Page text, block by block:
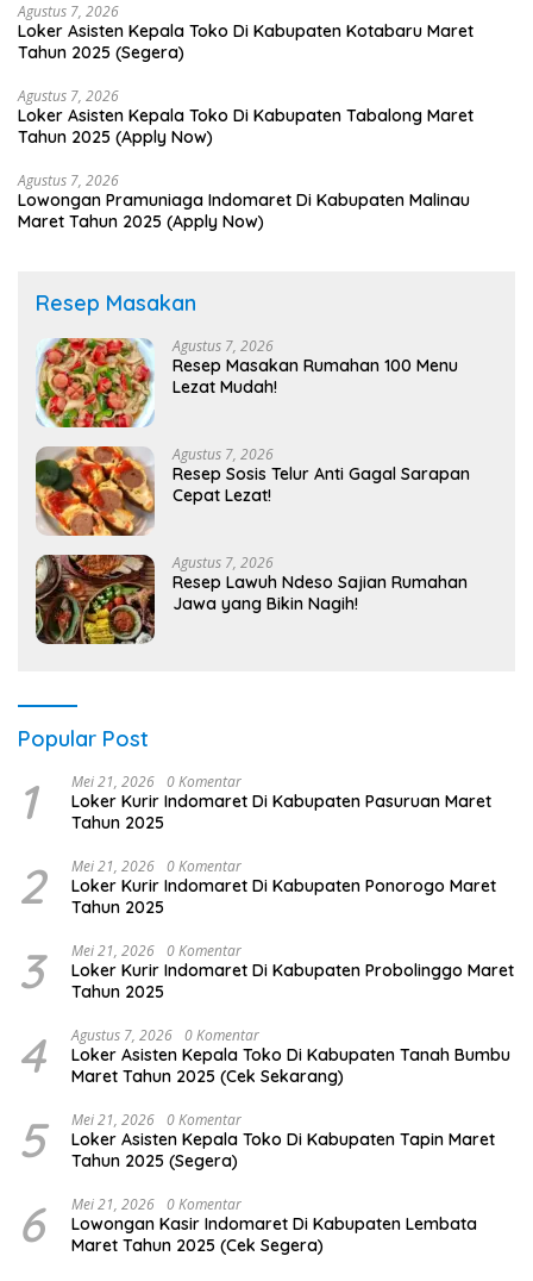
Agustus 7, 2026
Loker Asisten Kepala Toko Di Kabupaten Kotabaru Maret
Tahun 2025 (Segera)
Agustus 7, 2026
Loker Asisten Kepala Toko Di Kabupaten Tabalong Maret
Tahun 2025 (Apply Now)
Agustus 7, 2026
Lowongan Pramuniaga Indomaret Di Kabupaten Malinau
Maret Tahun 2025 (Apply Now)
Resep Masakan
Agustus 7, 2026
Resep Masakan Rumahan 100 Menu
Lezat Mudah!
Agustus 7, 2026
Resep Sosis Telur Anti Gagal Sarapan
Cepat Lezat!
Agustus 7, 2026
Resep Lawuh Ndeso Sajian Rumahan
Jawa yang Bikin Nagih!
Popular Post
1 Mei 21, 2026 0 Komentar
Loker Kurir Indomaret Di Kabupaten Pasuruan Maret
Tahun 2025
2 Mei 21, 2026 0 Komentar
Loker Kurir Indomaret Di Kabupaten Ponorogo Maret
Tahun 2025
3 Mei 21, 2026 0 Komentar
Loker Kurir Indomaret Di Kabupaten Probolinggo Maret
Tahun 2025
4 Agustus 7, 2026 0 Komentar
Loker Asisten Kepala Toko Di Kabupaten Tanah Bumbu
Maret Tahun 2025 (Cek Sekarang)
5 Mei 21, 2026 0 Komentar
Loker Asisten Kepala Toko Di Kabupaten Tapin Maret
Tahun 2025 (Segera)
6 Mei 21, 2026 0 Komentar
Lowongan Kasir Indomaret Di Kabupaten Lembata
Maret Tahun 2025 (Cek Segera)